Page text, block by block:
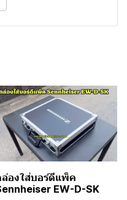
องใส่บอร์ดีแพ็ค
EW-D-SK